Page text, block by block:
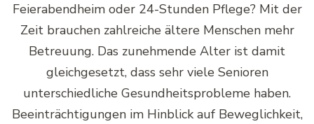
Feierabendheim oder 24-Stunden Pflege? Mit der
Zeit brauchen zahlreiche ältere Menschen mehr
Betreuung. Das zunehmende Alter ist damit
gleichgesetzt, dass sehr viele Senioren
unterschiedliche Gesundheitsprobleme haben.
Beeinträchtigungen im Hinblick auf Beweglichkeit,